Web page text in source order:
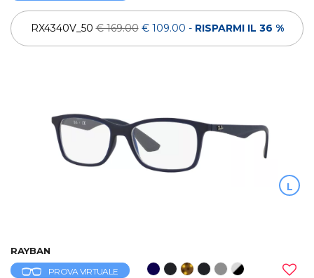
RX4340V_50€ 169.00 € 109.00 - RISPARMI IL 36 %
L
RAYBAN
PROVA VIRTUALE